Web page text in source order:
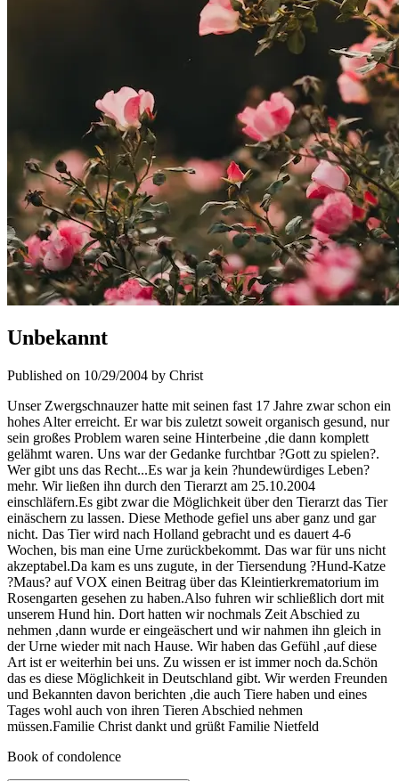
Unbekannt
Published on 10/29/2004 by Christ
Unser Zwergschnauzer hatte mit seinen fast 17 Jahre zwar schon ein
hohes Alter erreicht. Er war bis zuletzt soweit organisch gesund, nur
sein großes Problem waren seine Hinterbeine ,die dann komplett
gelähmt waren. Uns war der Gedanke furchtbar ?Gott zu spielen?.
Wer gibt uns das Recht...Es war ja kein ?hundewürdiges Leben?
mehr. Wir ließen ihn durch den Tierarzt am 25.10.2004
einschläfern.Es gibt zwar die Möglichkeit über den Tierarzt das Tier
einäschern zu lassen. Diese Methode gefiel uns aber ganz und gar
nicht. Das Tier wird nach Holland gebracht und es dauert 4-6
Wochen, bis man eine Urne zurückbekommt. Das war für uns nicht
akzeptabel.Da kam es uns zugute, in der Tiersendung ?Hund-Katze
?Maus? auf VOX einen Beitrag über das Kleintierkrematorium im
Rosengarten gesehen zu haben.Also fuhren wir schließlich dort mit
unserem Hund hin. Dort hatten wir nochmals Zeit Abschied zu
nehmen ,dann wurde er eingeäschert und wir nahmen ihn gleich in
der Urne wieder mit nach Hause. Wir haben das Gefühl ,auf diese
Art ist er weiterhin bei uns. Zu wissen er ist immer noch da.Schön
das es diese Möglichkeit in Deutschland gibt. Wir werden Freunden
und Bekannten davon berichten ,die auch Tiere haben und eines
Tages wohl auch von ihren Tieren Abschied nehmen
müssen.Familie Christ dankt und grüßt Familie Nietfeld
Book of condolence